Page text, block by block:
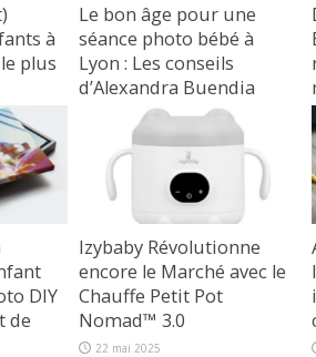
à
plus
Le bon âge pour une
séance photo bébé à
Lyon : Les conseils
d’Alexandra Buendia
photographe bébé,
enfants et famille à Lyon
17 octobre 2025
DIY
de
Izybaby Révolutionne
encore le Marché avec le
Chauffe Petit Pot
Nomad™ 3.0
22 mai 2025